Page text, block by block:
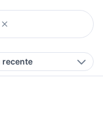
recente